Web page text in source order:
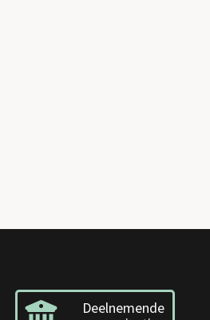
Deelnemende